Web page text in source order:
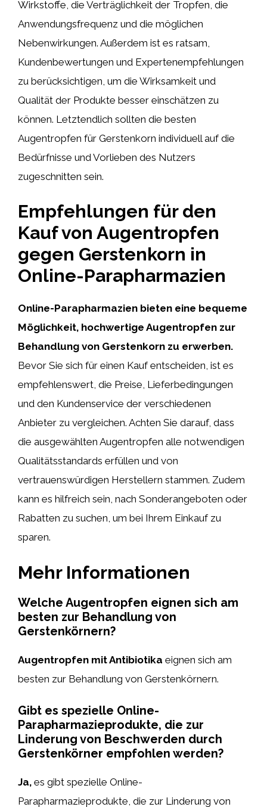
Wirkstoffe, die Verträglichkeit der Tropfen, die
Anwendungsfrequenz und die möglichen
Nebenwirkungen. Außerdem ist es ratsam,
Kundenbewertungen und Expertenempfehlungen
zu berücksichtigen, um die Wirksamkeit und
Qualität der Produkte besser einschätzen zu
können. Letztendlich sollten die besten
Augentropfen für Gerstenkorn individuell auf die
Bedürfnisse und Vorlieben des Nutzers
zugeschnitten sein.
Empfehlungen für den
Kauf von Augentropfen
gegen Gerstenkorn in
Online-Parapharmazien
Online-Parapharmazien bieten eine bequeme
Möglichkeit, hochwertige Augentropfen zur
Behandlung von Gerstenkorn zu erwerben.
Bevor Sie sich für einen Kauf entscheiden, ist es
empfehlenswert, die Preise, Lieferbedingungen
und den Kundenservice der verschiedenen
Anbieter zu vergleichen. Achten Sie darauf, dass
die ausgewählten Augentropfen alle notwendigen
Qualitätsstandards erfüllen und von
vertrauenswürdigen Herstellern stammen. Zudem
kann es hilfreich sein, nach Sonderangeboten oder
Rabatten zu suchen, um bei Ihrem Einkauf zu
sparen.
Mehr Informationen
Welche Augentropfen eignen sich am
besten zur Behandlung von
Gerstenkörnern?
Augentropfen mit Antibiotika eignen sich am
besten zur Behandlung von Gerstenkörnern.
Gibt es spezielle Online-
Parapharmazieprodukte, die zur
Linderung von Beschwerden durch
Gerstenkörner empfohlen werden?
Ja, es gibt spezielle Online-
Parapharmazieprodukte, die zur Linderung von